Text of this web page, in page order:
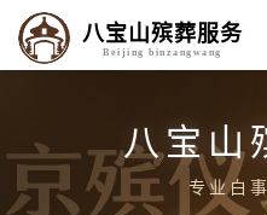
八宝山殡葬服务
Beijing binzangwang
八宝山
专业白